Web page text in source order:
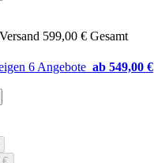
599,00 € Gesamt
6 Angebote ab 549,00 €